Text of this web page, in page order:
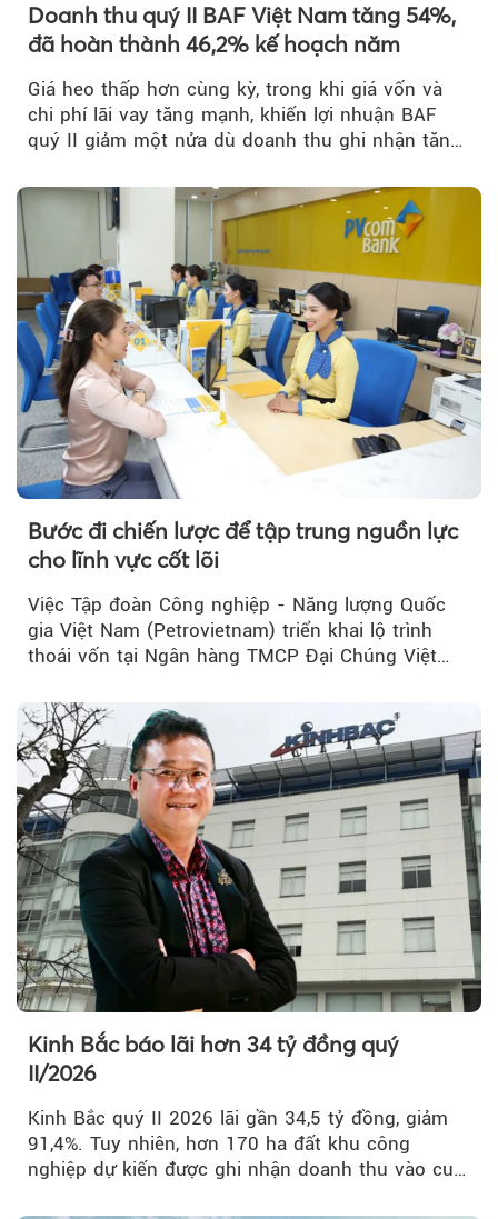
Theo
Doanh thu quý II BAF Việt Nam tăng 54%,
đã hoàn thành 46,2% kế hoạch năm
Giá heo thấp hơn cùng kỳ, trong khi giá vốn và
chi phí lãi vay tăng mạnh, khiến lợi nhuận BAF
quý II giảm một nửa dù doanh thu ghi nhận tăng
Bước đi chiến lược để tập trung nguồn lực
cho lĩnh vực cốt lõi
Việc Tập đoàn Công nghiệp - Năng lượng Quốc
gia Việt Nam (Petrovietnam) triển khai lộ trình
thoái vốn tại Ngân hàng TMCP Đại Chúng Việt
Kinh Bắc báo lãi hơn 34 tỷ đồng quý
II/2026
Kinh Bắc quý II 2026 lãi gần 34,5 tỷ đồng, giảm
91,4%. Tuy nhiên, hơn 170 ha đất khu công
nghiệp dự kiến được ghi nhận doanh thu vào cuối